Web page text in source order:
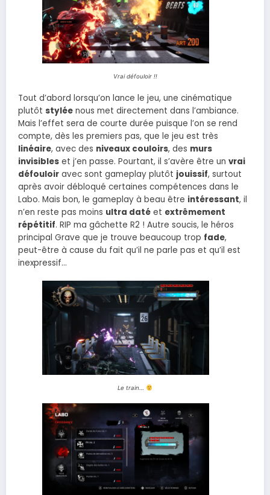
Vrai défouloir !!
Tout d’abord lorsqu’on lance le jeu, une cinématique
plutôt stylée nous met directement dans l’ambiance.
Mais l’effet sera de courte durée puisque l’on se rend
compte, dès les premiers pas, que le jeu est très
linéaire, avec des niveaux couloirs, des murs
invisibles et j’en passe. Pourtant, il s’avère être un vrai
défouloir avec sont gameplay plutôt jouissif, surtout
après avoir débloqué certaines compétences dans le
Labo. Mais bon, le gameplay à beau être intéressant, il
n’en reste pas moins ultra daté et extrêmement
répétitif. RIP ma gâchette R2 ! Autre soucis, le héros
principal Grave que je trouve beaucoup trop fade,
peut-être à cause du fait qu’il ne parle pas et qu’il est
inexpressif…
Le train…